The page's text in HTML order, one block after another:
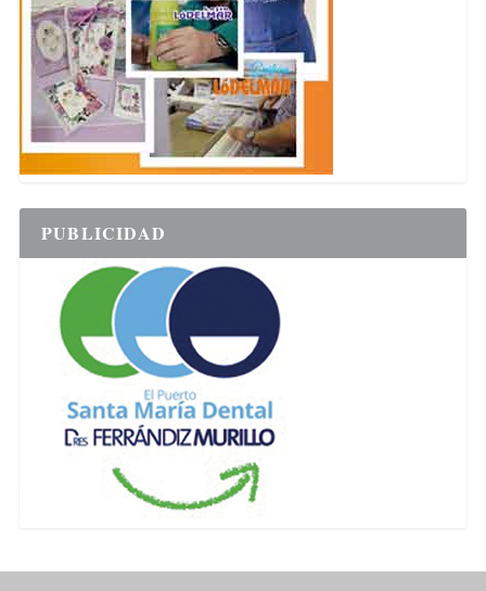
PUBLICIDAD